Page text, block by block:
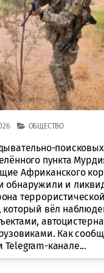
ОБЩЕСТВО
пункта
Африканского
обнаружили и
террористической
который вёл
Как
канале...